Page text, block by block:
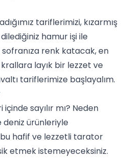
tariflerimizi, kızarmış
hamur işiile
renk katacak, en
layık bir lezzet ve
tariflerimize başlayalım.
sayılır mı? Neden
deniz ürünleriyle
bu hafif ve lezzetli tarator
etmek istemeyeceksiniz.